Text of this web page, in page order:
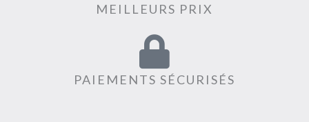
MEILLEURS PRIX
PAIEMENTS SÉCURISÉS